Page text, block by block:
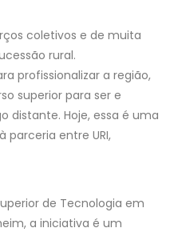
coletivos e de muita
rural.
profissionalizar a região,
superior para ser e
distante. Hoje, essa é uma
parceria entre URI,
de Tecnologia em
a iniciativa é um